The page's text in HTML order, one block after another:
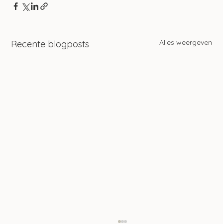
Recente blogposts Alles weergeven